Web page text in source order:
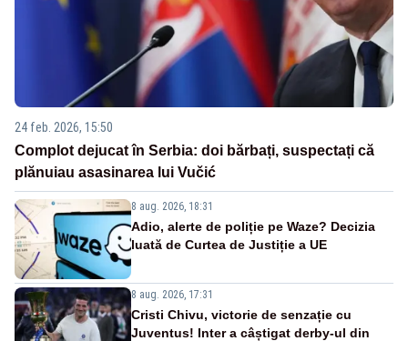
24 feb. 2026, 15:50
Complot dejucat în Serbia: doi bărbați, suspectați că
plănuiau asasinarea lui Vučić
8 aug. 2026, 18:31
Adio, alerte de poliție pe Waze? Decizia
luată de Curtea de Justiție a UE
8 aug. 2026, 17:31
Cristi Chivu, victorie de senzație cu
Juventus! Inter a câștigat derby-ul din